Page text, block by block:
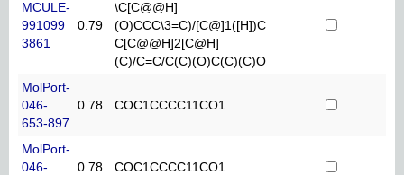
MCULE-
991099
3861
0.79
\C[C@@H]
(O)CCC\3=C)/[C@]1([H])C
C[C@@H]2[C@H]
(C)/C=C/C(C)(O)C(C)(C)O
MolPort-
046-
653-897
0.78 COC1CCCC11CO1
MolPort-
046-
0.78 COC1CCCC11CO1